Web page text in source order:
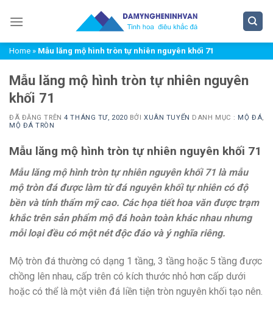
đến
dungHome » Mẫu lăng mộ hình tròn tự nhiên nguyên khối 71
Mẫu lăng mộ hình tròn tự nhiên nguyên
khối 71
ĐÃ ĐĂNG TRÊN4 THÁNG TƯ, 2020 BỞIXUÂN TUYỂN DANH MỤC : MỘ ĐÁ,
MỘ ĐÁ TRÒN
Mẫu lăng mộ hình tròn tự nhiên nguyên khối 71
Mẫu lăng mộ hình tròn tự nhiên nguyên khối 71 là mẫu
mộ tròn đá được làm từ đá nguyên khối tự nhiên có độ
bền và tính thẩm mỹ cao. Các họa tiết hoa văn được trạm
khắc trên sản phẩm mộ đá hoàn toàn khác nhau nhưng
mỗi loại đều có một nét độc đáo và ý nghĩa riêng.
Mộ tròn đá thường có dạng 1 tầng, 3 tầng hoặc 5 tầng được
chồng lên nhau, cấp trên có kích thước nhỏ hơn cấp dưới
hoặc có thể là một viên đá liền tiện tròn nguyên khối tạo nên.